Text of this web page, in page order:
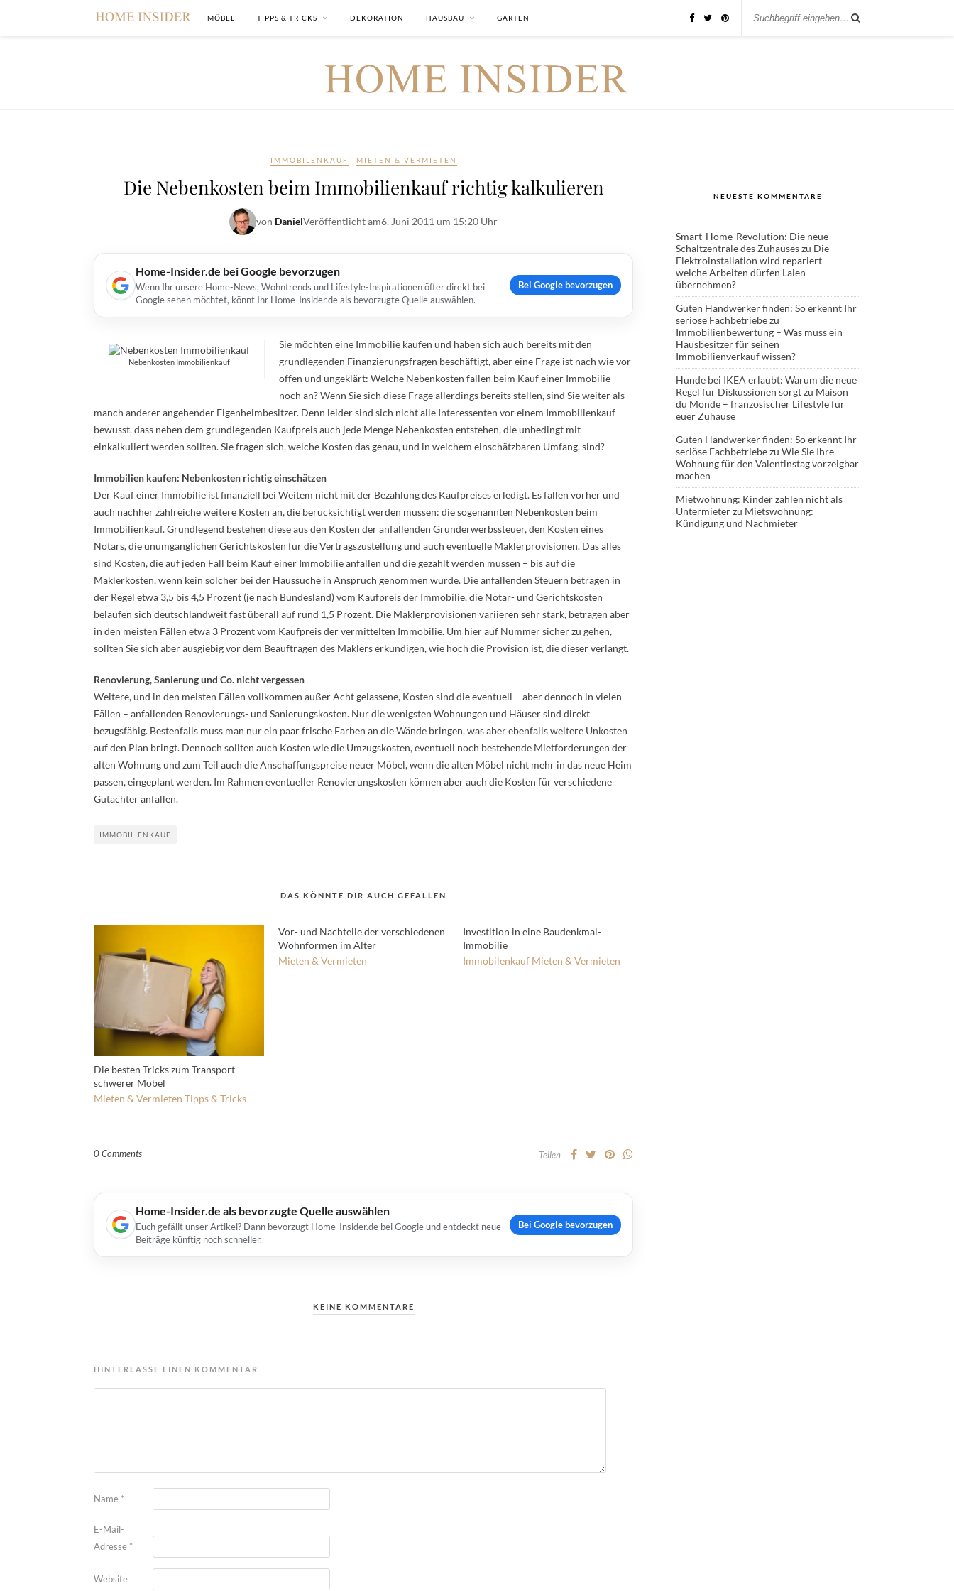
MÖBEL TIPPS & TRICKS DEKORATION HAUSBAU GARTEN
IMMOBILENKAUF MIETEN & VERMIETEN
Die Nebenkosten beim Immobilienkauf richtig kalkulieren
von DanielVeröffentlicht am6. Juni 2011 um 15:20 Uhr
Home-Insider.de bei Google bevorzugen
Wenn Ihr unsere Home-News, Wohntrends und Lifestyle-Inspirationen öfter direkt bei
Google sehen möchtet, könnt Ihr Home-Insider.de als bevorzugte Quelle auswählen.
Bei Google bevorzugen
Nebenkosten Immobilienkauf
Sie möchten eine Immobilie kaufen und haben sich auch bereits mit den
grundlegenden Finanzierungsfragen beschäftigt, aber eine Frage ist nach wie vor
offen und ungeklärt: Welche Nebenkosten fallen beim Kauf einer Immobilie
noch an? Wenn Sie sich diese Frage allerdings bereits stellen, sind Sie weiter als
manch anderer angehender Eigenheimbesitzer. Denn leider sind sich nicht alle Interessenten vor einem Immobilienkauf
bewusst, dass neben dem grundlegenden Kaufpreis auch jede Menge Nebenkosten entstehen, die unbedingt mit
einkalkuliert werden sollten. Sie fragen sich, welche Kosten das genau, und in welchem einschätzbaren Umfang, sind?
Immobilien kaufen: Nebenkosten richtig einschätzen
Der Kauf einer Immobilie ist finanziell bei Weitem nicht mit der Bezahlung des Kaufpreises erledigt. Es fallen vorher und
auch nachher zahlreiche weitere Kosten an, die berücksichtigt werden müssen: die sogenannten Nebenkosten beim
Immobilienkauf. Grundlegend bestehen diese aus den Kosten der anfallenden Grunderwerbssteuer, den Kosten eines
Notars, die unumgänglichen Gerichtskosten für die Vertragszustellung und auch eventuelle Maklerprovisionen. Das alles
sind Kosten, die auf jeden Fall beim Kauf einer Immobilie anfallen und die gezahlt werden müssen – bis auf die
Maklerkosten, wenn kein solcher bei der Haussuche in Anspruch genommen wurde. Die anfallenden Steuern betragen in
der Regel etwa 3,5 bis 4,5 Prozent (je nach Bundesland) vom Kaufpreis der Immobilie, die Notar- und Gerichtskosten
belaufen sich deutschlandweit fast überall auf rund 1,5 Prozent. Die Maklerprovisionen variieren sehr stark, betragen aber
in den meisten Fällen etwa 3 Prozent vom Kaufpreis der vermittelten Immobilie. Um hier auf Nummer sicher zu gehen,
sollten Sie sich aber ausgiebig vor dem Beauftragen des Maklers erkundigen, wie hoch die Provision ist, die dieser verlangt.
Renovierung, Sanierung und Co. nicht vergessen
Weitere, und in den meisten Fällen vollkommen außer Acht gelassene, Kosten sind die eventuell – aber dennoch in vielen
Fällen – anfallenden Renovierungs- und Sanierungskosten. Nur die wenigsten Wohnungen und Häuser sind direkt
bezugsfähig. Bestenfalls muss man nur ein paar frische Farben an die Wände bringen, was aber ebenfalls weitere Unkosten
auf den Plan bringt. Dennoch sollten auch Kosten wie die Umzugskosten, eventuell noch bestehende Mietforderungen der
alten Wohnung und zum Teil auch die Anschaffungspreise neuer Möbel, wenn die alten Möbel nicht mehr in das neue Heim
passen, eingeplant werden. Im Rahmen eventueller Renovierungskosten können aber auch die Kosten für verschiedene
Gutachter anfallen.
IMMOBILIENKAUF
DAS KÖNNTE DIR AUCH GEFALLEN
Die besten Tricks zum Transport
schwerer Möbel
Mieten & Vermieten Tipps & Tricks
Vor- und Nachteile der verschiedenen
Wohnformen im Alter
Mieten & Vermieten
Investition in eine Baudenkmal-
Immobilie
Immobilenkauf Mieten & Vermieten
0 Comments Teilen
Home-Insider.de als bevorzugte Quelle auswählen
Euch gefällt unser Artikel? Dann bevorzugt Home-Insider.de bei Google und entdeckt neue
Beiträge künftig noch schneller.
Bei Google bevorzugen
KEINE KOMMENTARE
HINTERLASSE EINEN KOMMENTAR
Name *
E-Mail-
Adresse *
Website
NEUESTE KOMMENTARE
Smart-Home-Revolution: Die neue
Schaltzentrale des Zuhauseszu Die
Elektroinstallation wird repariert –
welche Arbeiten dürfen Laien
übernehmen?
Guten Handwerker finden: So erkennt Ihr
seriöse Fachbetriebezu
Immobilienbewertung – Was muss ein
Hausbesitzer für seinen
Immobilienverkauf wissen?
Hunde bei IKEA erlaubt: Warum die neue
Regel für Diskussionen sorgtzu Maison
du Monde – französischer Lifestyle für
euer Zuhause
Guten Handwerker finden: So erkennt Ihr
seriöse Fachbetriebezu Wie Sie Ihre
Wohnung für den Valentinstag vorzeigbar
machen
Mietwohnung: Kinder zählen nicht als
Untermieterzu Mietswohnung:
Kündigung und Nachmieter